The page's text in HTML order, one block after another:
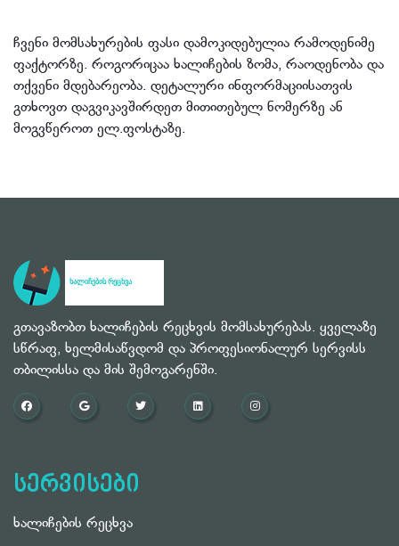
ჩვენი მომსახურების ფასი დამოკიდებულია რამოდენიმე
ფაქტორზე. როგორიცაა ხალიჩების ზომა, რაოდენობა და
თქვენი მდებარეობა. დეტალური ინფორმაციისათვის
გთხოვთ დაგვიკავშირდეთ მითითებულ ნომერზე ან
მოგვწეროთ ელ.ფოსტაზე.
გთავაზობთ ხალიჩების რეცხვის მომსახურებას. ყველაზე
სწრაფ, ხელმისაწვდომ და პროფესიონალურ სერვისს
თბილისსა და მის შემოგარენში.
სერვისები
ხალიჩების რეცხვა